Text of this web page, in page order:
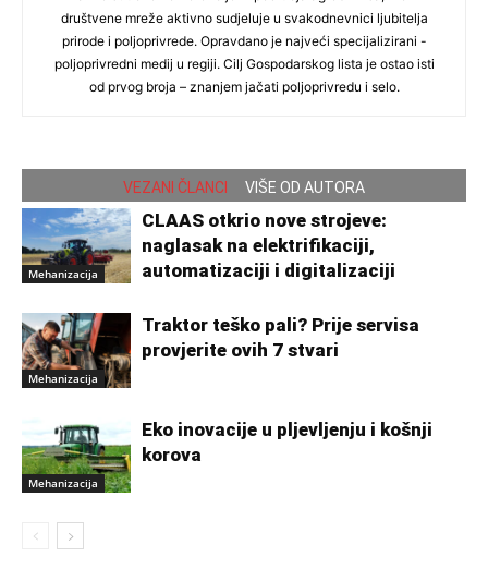
društvene mreže aktivno sudjeluje u svakodnevnici ljubitelja
prirode i poljoprivrede. Opravdano je najveći specijalizirani -
poljoprivredni medij u regiji. Cilj Gospodarskog lista je ostao isti
od prvog broja – znanjem jačati poljoprivredu i selo.
VEZANI ČLANCI VIŠE OD AUTORA
Mehanizacija
CLAAS otkrio nove strojeve:
naglasak na elektrifikaciji,
automatizaciji i digitalizaciji
Mehanizacija
Traktor teško pali? Prije servisa
provjerite ovih 7 stvari
Mehanizacija
Eko inovacije u pljevljenju i košnji
korova